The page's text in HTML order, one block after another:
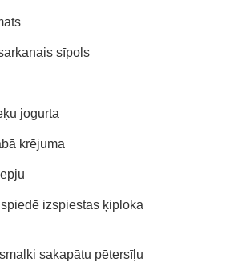
sīpols
jogurta
krējuma
izspiestas ķiploka
sakapātu pētersīļu